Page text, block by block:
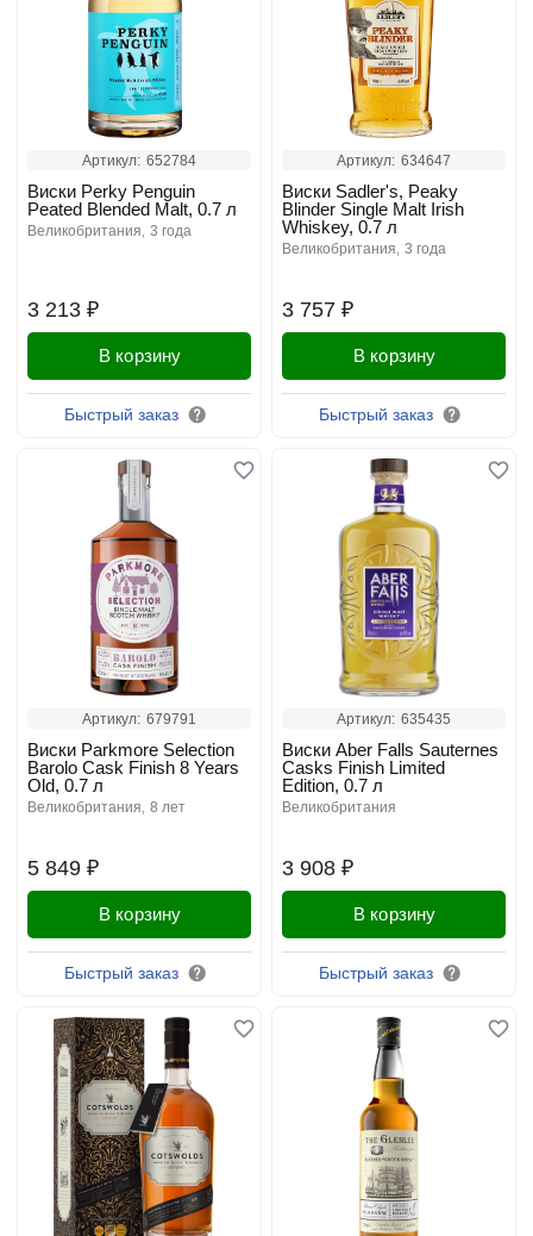
Артикул: 652784
3 213 ₽
Виски Perky Penguin
Peated Blended Malt, 0.7 л
великобритания 3 года
В корзину
Быстрый заказ
Артикул: 634647
3 757 ₽
Виски Sadler's, Peaky
Blinder Single Malt Irish
Whiskey, 0.7 л
великобритания 3 года
В корзину
Быстрый заказ
Артикул: 679791
5 849 ₽
Виски Parkmore Selection
Barolo Cask Finish 8 Years
Old, 0.7 л
великобритания 8 лет
В корзину
Быстрый заказ
Артикул: 635435
3 908 ₽
Виски Aber Falls Sauternes
Casks Finish Limited
Edition, 0.7 л
великобритания
В корзину
Быстрый заказ